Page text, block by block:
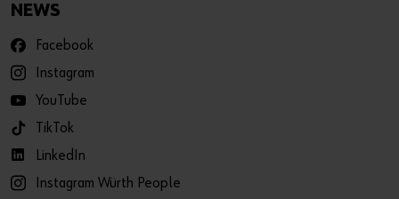
NEWS
Facebook
Instagram
YouTube
TikTok
LinkedIn
Instagram Würth People